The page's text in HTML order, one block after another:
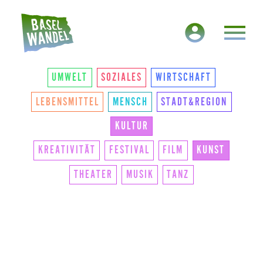
HAUPTNAVIGATION
THEMEN
UMWELT SOZIALES WIRTSCHAFT
LEBENSMITTEL MENSCH STADT&REGION
KULTUR
KREATIVITÄT FESTIVAL FILM KUNST
THEATER MUSIK TANZ